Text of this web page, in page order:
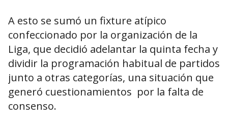
A esto se sumó un fixture atípico
confeccionado por la organización de la
Liga, que decidió adelantar la quinta fecha y
dividir la programación habitual de partidos
junto a otras categorías, una situación que
generó cuestionamientos por la falta de
consenso.